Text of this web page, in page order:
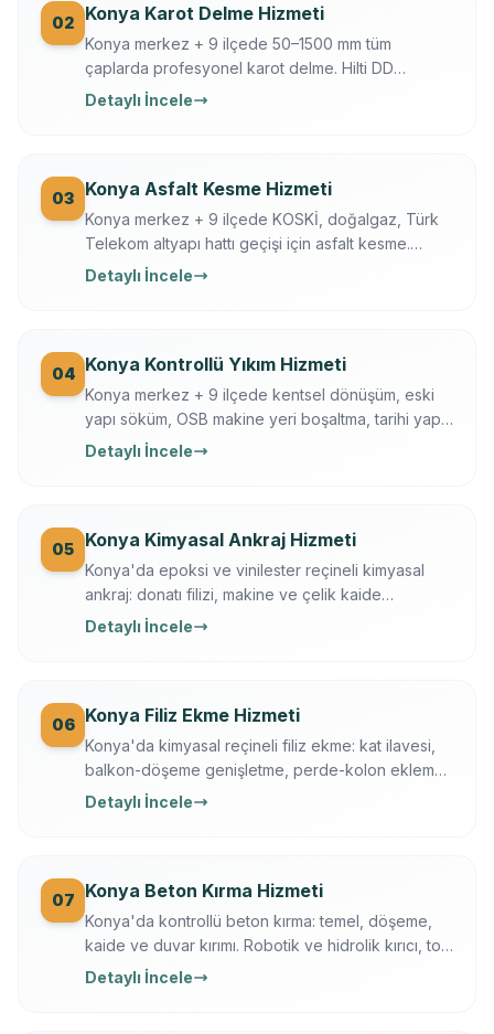
02 Konya Karot Delme Hizmeti
Konya merkez + 9 ilçede 50–1500 mm tüm
çaplarda profesyonel karot delme. Hilti DD
250/350, Ferroscan donatı tarama, su soğutmalı
Detaylı İncele
03 Konya Asfalt Kesme Hizmeti
Konya merkez + 9 ilçede KOSKİ, doğalgaz, Türk
Telekom altyapı hattı geçişi için asfalt kesme.
Husqvarna FS 7000, gece çalışma, trafik düzeni.
Detaylı İncele
04 Konya Kontrollü Yıkım Hizmeti
Konya merkez + 9 ilçede kentsel dönüşüm, eski
yapı söküm, OSB makine yeri boşaltma, tarihi yapı
kısmi yıkım. İş güvenliği + sigortalı operasyon,
Detaylı İncele
05 Konya Kimyasal Ankraj Hizmeti
Konya'da epoksi ve vinilester reçineli kimyasal
ankraj: donatı filizi, makine ve çelik kaide
sabitleme. Ücretsiz keşif, çekme testi, yazılı
Detaylı İncele
06 Konya Filiz Ekme Hizmeti
Konya'da kimyasal reçineli filiz ekme: kat ilavesi,
balkon-döşeme genişletme, perde-kolon ekleme.
Ferroscan kontrollü, çekme testli, yazılı garanti.
Detaylı İncele
07 Konya Beton Kırma Hizmeti
Konya'da kontrollü beton kırma: temel, döşeme,
kaide ve duvar kırımı. Robotik ve hidrolik kırıcı, toz
bastırma, moloz dahil, sigortalı operasyon.
Detaylı İncele